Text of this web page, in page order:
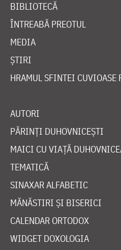
BIBLIOTECĂ
ÎNTREABĂ PREOTUL
MEDIA
ȘTIRI
HRAMUL SFINTEI CUVIOASE
AUTORI
PĂRINȚI DUHOVNICEȘTI
MAICI CU VIAȚĂ
TEMATICĂ
SINAXAR ALFABETIC
MĂNĂSTIRI ȘI BISERICI
CALENDAR ORTODOX
WIDGET DOXOLOGIA